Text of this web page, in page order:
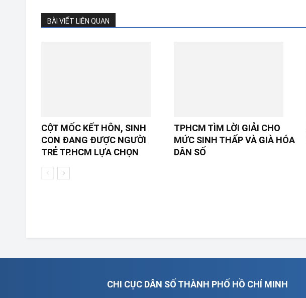
BÀI VIẾT LIÊN QUAN
CỘT MỐC KẾT HÔN, SINH
CON ĐANG ĐƯỢC NGƯỜI
TRẺ TP.HCM LỰA CHỌN
TPHCM TÌM LỜI GIẢI CHO
MỨC SINH THẤP VÀ GIÀ HÓA
DÂN SỐ
CHI CỤC DÂN SỐ THÀNH PHỐ HỒ CHÍ MINH